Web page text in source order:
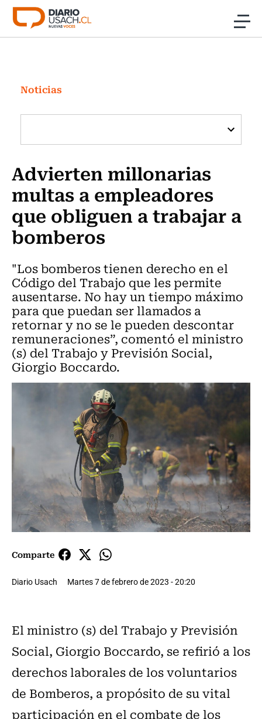
Click acá para ir directamente al contenido
Investigación
Cultura
Programas Radio y TV Usach
Noticias
Advierten millonarias
multas a empleadores
que obliguen a trabajar a
bomberos
"Los bomberos tienen derecho en el
Código del Trabajo que les permite
ausentarse. No hay un tiempo máximo
para que puedan ser llamados a
retornar y no se le pueden descontar
remuneraciones”, comentó el ministro
(s) del Trabajo y Previsión Social,
Giorgio Boccardo.
Comparte
Diario Usach Martes 7 de febrero de 2023 - 20:20
El ministro (s) del Trabajo y Previsión
Social, Giorgio Boccardo, se refirió a los
derechos laborales de los voluntarios
de Bomberos, a propósito de su vital
participación en el combate de los